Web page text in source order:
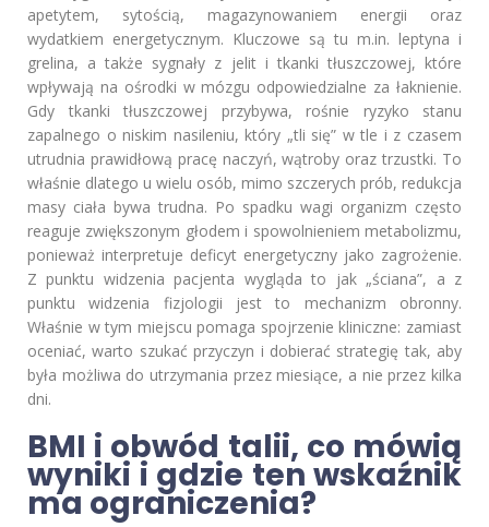
apetytem, sytością, magazynowaniem energii oraz
wydatkiem energetycznym. Kluczowe są tu m.in. leptyna i
grelina, a także sygnały z jelit i tkanki tłuszczowej, które
wpływają na ośrodki w mózgu odpowiedzialne za łaknienie.
Gdy tkanki tłuszczowej przybywa, rośnie ryzyko stanu
zapalnego o niskim nasileniu, który „tli się” w tle i z czasem
utrudnia prawidłową pracę naczyń, wątroby oraz trzustki. To
właśnie dlatego u wielu osób, mimo szczerych prób, redukcja
masy ciała bywa trudna. Po spadku wagi organizm często
reaguje zwiększonym głodem i spowolnieniem metabolizmu,
ponieważ interpretuje deficyt energetyczny jako zagrożenie.
Z punktu widzenia pacjenta wygląda to jak „ściana”, a z
punktu widzenia fizjologii jest to mechanizm obronny.
Właśnie w tym miejscu pomaga spojrzenie kliniczne: zamiast
oceniać, warto szukać przyczyn i dobierać strategię tak, aby
była możliwa do utrzymania przez miesiące, a nie przez kilka
dni.
BMI i obwód talii, co mówią
wyniki i gdzie ten wskaźnik
ma ograniczenia?